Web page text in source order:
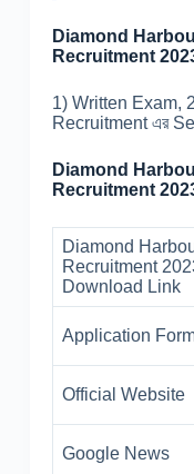
Diamond
Recruitment
1) Written Exam,
Recruitment এর
Diamond
Recruitment
Diamond
Recruitment
Download Link
Application
Official Website
Google News